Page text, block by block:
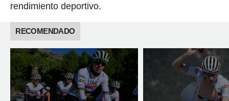
rendimiento deportivo.
RECOMENDADO